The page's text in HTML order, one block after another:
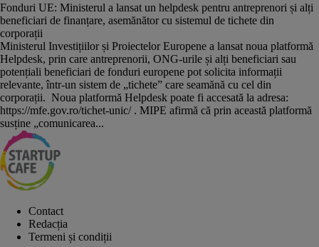
Fonduri UE: Ministerul a lansat un helpdesk pentru antreprenori și alți
beneficiari de finanțare, asemănător cu sistemul de tichete din
corporații
Ministerul Investițiilor și Proiectelor Europene a lansat noua platformă
Helpdesk, prin care antreprenorii, ONG-urile și alți beneficiari sau
potențiali beneficiari de fonduri europene pot solicita informații
relevante, într-un sistem de „tichete” care seamănă cu cel din
corporații. Noua platformă Helpdesk poate fi accesată la adresa:
https://mfe.gov.ro/tichet-unic/ . MIPE afirmă că prin această platformă
susține „comunicarea...
Contact
Redacția
Termeni și condiții